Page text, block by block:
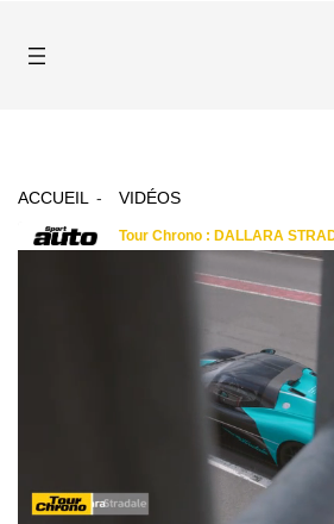
ACCUEIL VIDÉOS